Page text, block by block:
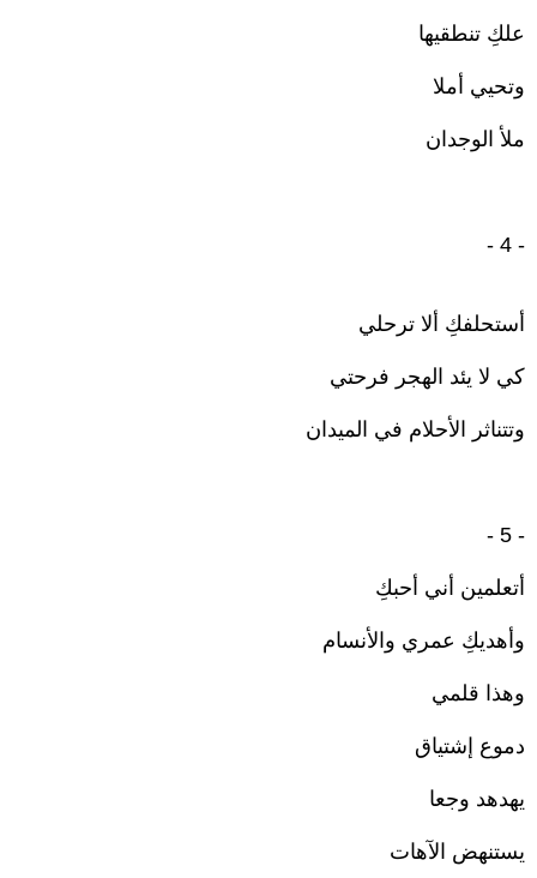
علكِ تنطقيها
وتحيي أملا
ملأ الوجدان
- 4 -
أستحلفكِ ألا ترحلي
كي لا يئد الهجر فرحتي
وتتناثر الأحلام في الميدان
- 5 -
أتعلمين أني أحبكِ
وأهديكِ عمري والأنسام
وهذا قلمي
دموع إشتياق
يهدهد وجعا
يستنهض الآهات